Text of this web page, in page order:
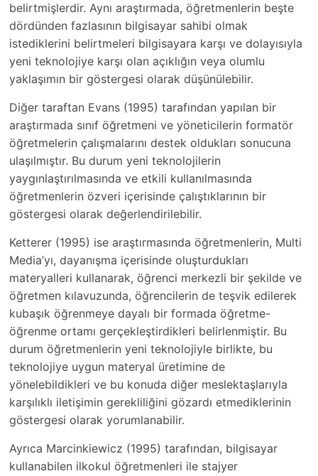
belirtmişlerdir. Aynı araştırmada, öğretmenlerin beşte
dördünden fazlasının bilgisayar sahibi olmak
istediklerini belirtmeleri bilgisayara karşı ve dolayısıyla
yeni teknolojiye karşı olan açıklığın veya olumlu
yaklaşımın bir göstergesi olarak düşünülebilir.
Diğer taraftan Evans (1995) tarafından yapılan bir
araştırmada sınıf öğretmeni ve yöneticilerin formatör
öğretmelerin çalışmalarını destek oldukları sonucuna
ulaşılmıştır. Bu durum yeni teknolojilerin
yaygınlaştırılmasında ve etkili kullanılmasında
öğretmenlerin özveri içerisinde çalıştıklarının bir
göstergesi olarak değerlendirilebilir.
Ketterer (1995) ise araştırmasında öğretmenlerin, Multi
Media’yı, dayanışma içerisinde oluşturdukları
materyalleri kullanarak, öğrenci merkezli bir şekilde ve
öğretmen kılavuzunda, öğrencilerin de teşvik edilerek
kubaşık öğrenmeye dayalı bir formada öğretme-
öğrenme ortamı gerçekleştirdikleri belirlenmiştir. Bu
durum öğretmenlerin yeni teknolojiyle birlikte, bu
teknolojiye uygun materyal üretimine de
yönelebildikleri ve bu konuda diğer meslektaşlarıyla
karşılıklı iletişimin gerekliliğini gözardı etmediklerinin
göstergesi olarak yorumlanabilir.
Ayrıca Marcinkiewicz (1995) tarafından, bilgisayar
kullanabilen ilkokul öğretmenleri ile stajyer